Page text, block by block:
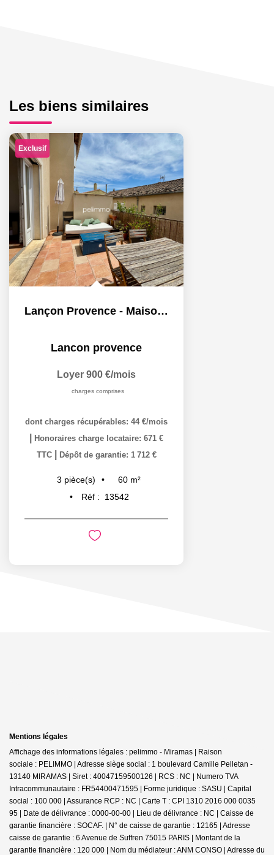
Les biens similaires
Exclusif
Lançon Provence - Maison MEUBLEE 3 pièce(s) 60.44m2
Lancon provence
Loyer 900 €/mois
charges comprises
dont charges récupérables: 44 €/mois
Honoraires charge locataire: 671 €
TTC
Dépôt de garantie: 1 712 €
3 pièce(s) 60 m²
Réf :
13542
Mentions légales
Affichage des informations légales : pelimmo - Miramas | Raison
sociale : PELIMMO | Adresse siège social : 1 boulevard Camille Pelletan -
13140 MIRAMAS | Siret : 40047159500126 | RCS : NC | Numero TVA
Intracommunautaire : FR54400471595 | Forme juridique : SASU | Capital
social : 100 000 | Assurance RCP : NC | Carte T : CPI 1310 2016 000 0035
95 | Date de délivrance : 0000-00-00 | Lieu de délivrance : NC | Caisse de
garantie financière : SOCAF. | N° de caisse de garantie : 12165 | Adresse
caisse de garantie : 6 Avenue de Suffren 75015 PARIS | Montant de la
garantie financière : 120 000 | Nom du médiateur : ANM CONSO | Adresse du